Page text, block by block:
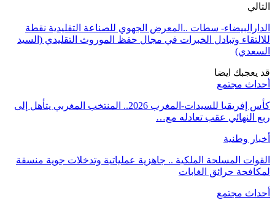
التالي
الدارالبيضاء- سطات ..المعرض الجهوي للصناعة التقليدية نقطة
للالتقاء وتبادل الخبرات في مجال حفظ الموروث التقليدي (السيد
السعدي)
قد يعجبك ايضا
أحداث مجتمع
كأس إفريقيا للسيدات-المغرب 2026.. المنتخب المغربي يتأهل إلى
ربع النهائي عقب تعادله مع…
أخبار وطنية
القوات المسلحة الملكية .. جاهزية عملياتية وتدخلات جوية منسقة
لمكافحة حرائق الغابات
أحداث مجتمع